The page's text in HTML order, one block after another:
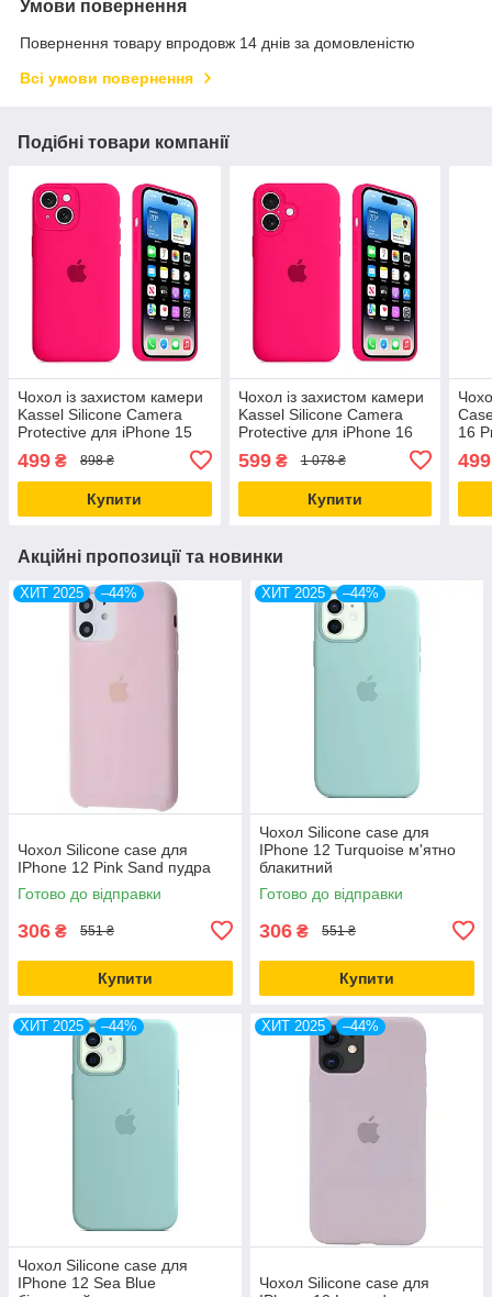
Умови повернення
Повернення товару впродовж 14 днів за домовленістю
Всі умови повернення
Подібні товари компанії
Чохол із захистом камери
Kassel Silicone Camera
Protective для iPhone 15
Shiny Pink
499 ₴ 898 ₴
Купити
Чохол із захистом камери
Kassel Silicone Camera
Protective для iPhone 16
Shiny Pink
599₴ 1 078 ₴
Купити
16
Pink
499
Акційні пропозиції та новинки
ХИТ 2025 –44%
Чохол Silicone case для
IPhone 12 Pink Sand пудра
Готово до відправки
306 ₴ 551 ₴
Купити
ХИТ 2025 –44%
Чохол Silicone case для
IPhone 12 Turquoise м'ятно
блакитний
Готово до відправки
306 ₴ 551 ₴
Купити
ХИТ 2025 –44%
Чохол Silicone case для
IPhone 12 Sea Blue
ХИТ 2025 –44%
Чохол Silicone case для